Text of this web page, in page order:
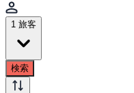
1 旅客
検索